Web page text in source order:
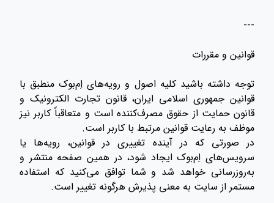
---
قوانین و مقررات
توجه داشته باشید کلیه اصول و رویه‌های اِم‌بوک منطبق با
قوانین جمهوری اسلامی ایران، قانون تجارت الکترونیک و
قانون حمایت از حقوق مصرف‌کننده است و متعاقباً کاربر نیز
موظف به رعایت قوانین مرتبط با کاربر است.
در صورتی که در آینده تغییری در قوانین، رویه‌ها یا
سرویس‌های اِم‌بوک ایجاد شود، در همین صفحه منتشر و
به‌روزرسانی خواهد شد و شما توافق می‌کنید که استفاده
مستمر از سایت به معنی پذیرش هرگونه تغییر است.